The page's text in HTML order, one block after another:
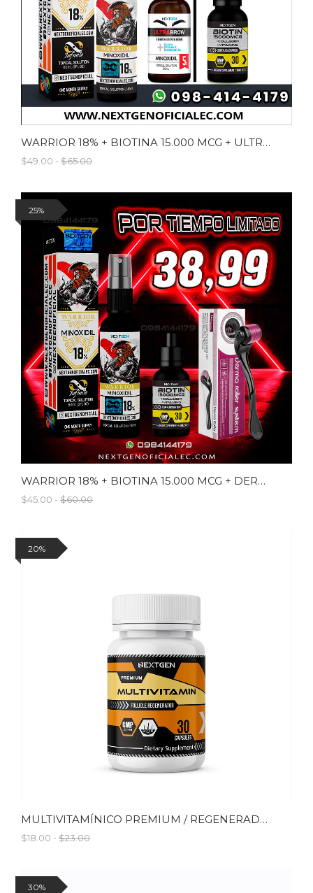
WARRIOR 18% + BIOTINA 15.000 MCG + ULTRABROWN
$49.00 - $65.00
25%
WARRIOR 18% + BIOTINA 15.000 MCG + DERMAROLLER
$45.00 - $60.00
20%
MULTIVITAMÍNICO PREMIUM / REGENERADOR DE FOLÍCULOS
$18.00 - $23.00
30%